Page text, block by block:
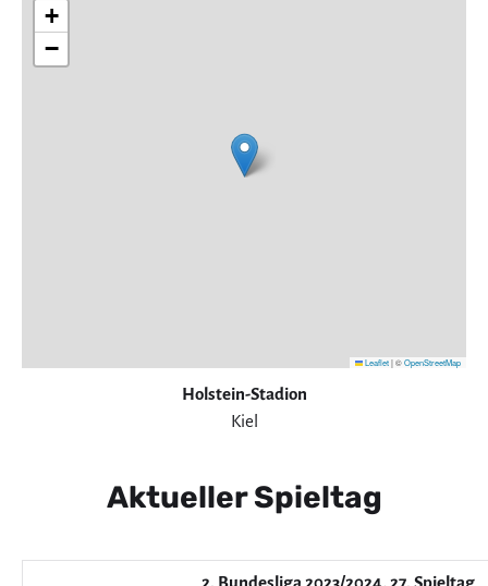
+
−
Leaflet|©OpenStreetMap
Holstein-Stadion
Kiel
Aktueller Spieltag